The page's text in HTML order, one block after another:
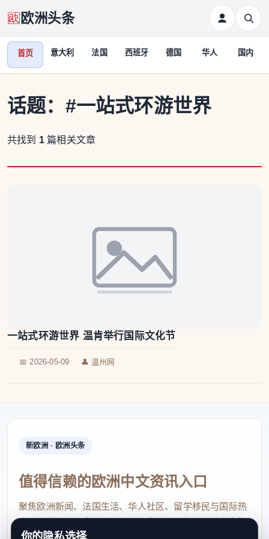
欧洲头条
首页 意大利 法国 西班牙 德国 华人 国内
话题： #一站式环游世界
共找到 1 篇相关文章
一站式环游世界 温肯举行国际文化节
📅 2026-05-09 👤 温州网
新欧洲 · 欧洲头条
值得信赖的欧洲中文资讯入口
聚焦欧洲新闻、法国生活、华人社区、留学移民与国际热
点，提供及时、真实、实用的中文资讯，帮助海外华人快
你的隐私选择